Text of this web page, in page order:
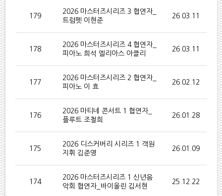
179
2026 마스터즈시리즈 3 협연자_
트럼펫 이현준
26.03.11
178
2026 마스터즈시리즈 4 협연자_
피아노 희석 엘리아스 아클리
26.03.11
177
2026 마스터즈시리즈 2 협연자_
피아노 이 효
26.02.12
176
2026 마티네 콘서트 1 협연자_
플루트 조철희
26.01.28
175
2026 디스커버리 시리즈 1 객원
지휘 김준영
26.01.09
174
2026 마스터즈시리즈 1 신년음
악회 협연자_바이올린 김서현
25.12.22